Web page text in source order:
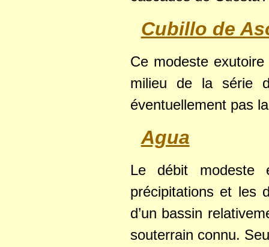
Cubillo de
Ce modeste
milieu de la série
éventuellement pas
Agua
Le débit modeste
précipitations et les
d’un bassin
souterrain connu.